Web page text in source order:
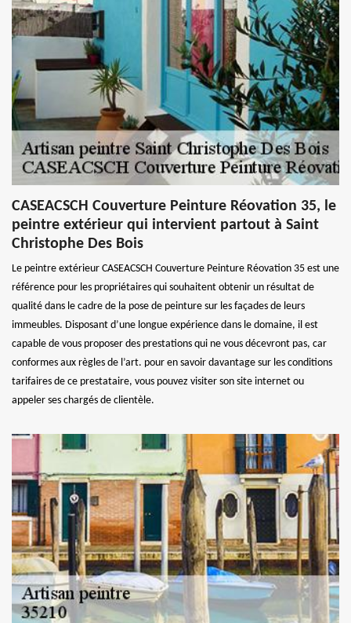
CASEACSCH Couverture Peinture Réovation 35, le
peintre extérieur qui intervient partout à Saint
Christophe Des Bois
Le peintre extérieur CASEACSCH Couverture Peinture Réovation 35 est une
référence pour les propriétaires qui souhaitent obtenir un résultat de
qualité dans le cadre de la pose de peinture sur les façades de leurs
immeubles. Disposant d’une longue expérience dans le domaine, il est
capable de vous proposer des prestations qui ne vous décevront pas, car
conformes aux règles de l’art. pour en savoir davantage sur les conditions
tarifaires de ce prestataire, vous pouvez visiter son site internet ou
appeler ses chargés de clientèle.